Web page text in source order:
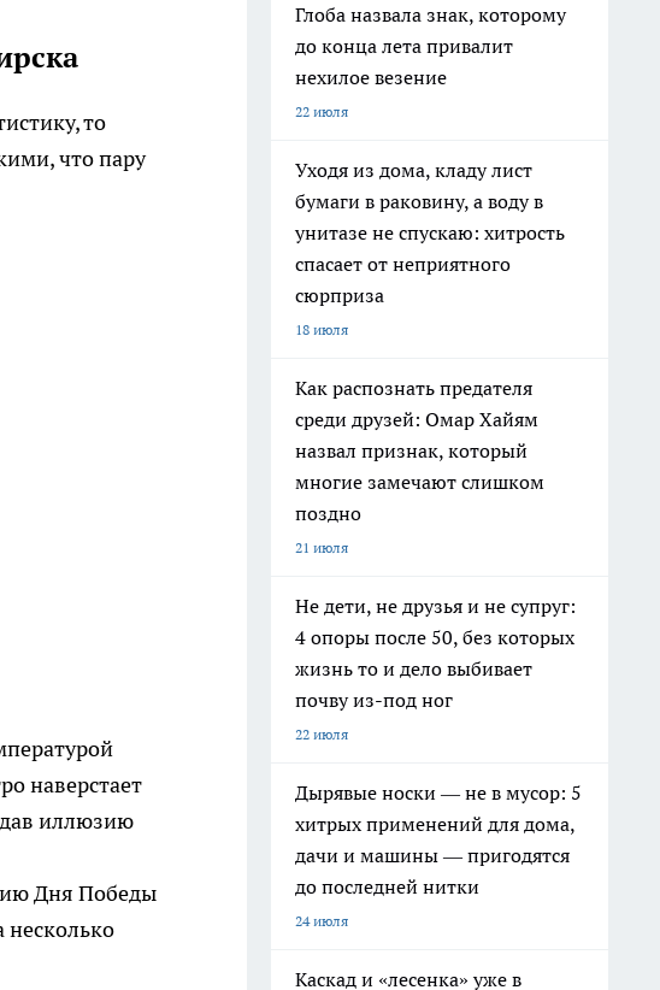
то
что пару
наверстает
иллюзию
Дня Победы
несколько
Глоба назвала знак, которому
до конца лета привалит
нехилое везение
22 июля
Уходя из дома, кладу лист
бумаги в раковину, а воду в
унитазе не спускаю: хитрость
спасает от неприятного
сюрприза
18 июля
Как распознать предателя
среди друзей: Омар Хайям
назвал признак, который
многие замечают слишком
поздно
21 июля
Не дети, не друзья и не супруг:
4 опоры после 50, без которых
жизнь то и дело выбивает
почву из-под ног
22 июля
Дырявые носки — не в мусор: 5
хитрых применений для дома,
дачи и машины — пригодятся
до последней нитки
24 июля
Каскад и «лесенка» уже в